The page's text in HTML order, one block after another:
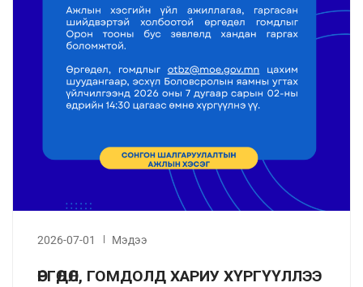
2026-07-01 Мэдээ
ӨРГӨДӨЛ, ГОМДОЛД ХАРИУ ХҮРГҮҮЛЛЭЭ